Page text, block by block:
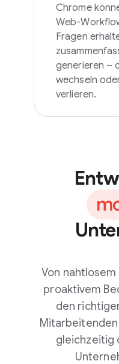
Chrome
Web-
Fragen
generieren –
wechseln
verlieren.
Von
proaktivem
den
gleichzeitig